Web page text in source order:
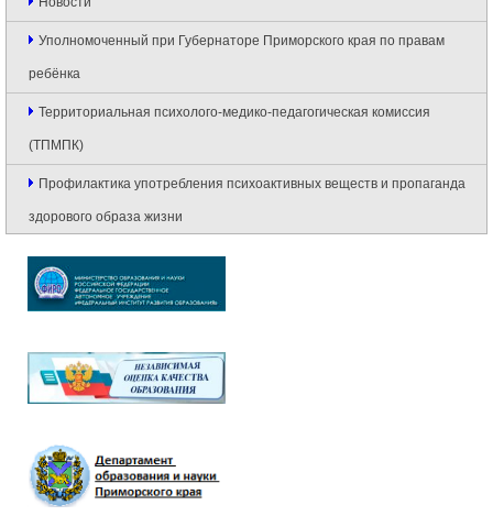
Уполномоченный при Губернаторе Приморского края по правам
ребёнка
Территориальная психолого-медико-педагогическая комиссия
(ТПМПК)
Профилактика употребления психоактивных веществ и пропаганда
здорового образа жизни